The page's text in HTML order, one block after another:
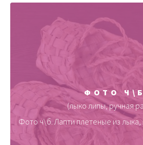
ФОТО Ч\Б
(лыко липы, ручная
Фото ч\б. Лапти плетеные из